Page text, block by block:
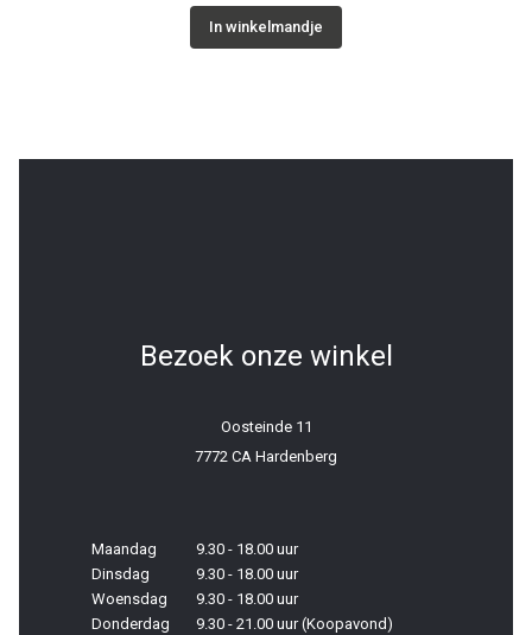
In winkelmandje
Bezoek onze winkel
Oosteinde 11
7772 CA Hardenberg
Maandag
9.30 - 18.00 uur
Dinsdag
9.30 - 18.00 uur
Woensdag
9.30 - 18.00 uur
Donderdag
9.30 - 21.00 uur (Koopavond)